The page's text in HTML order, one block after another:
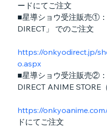
ードにてご注文
■星導ショウ受注販売①
DIRECT」 でのご注文
https://onkyodirect.jp/
o.aspx
■星導ショウ受注販売②
DIRECT ANIME STORE
https://
ドにてご注文